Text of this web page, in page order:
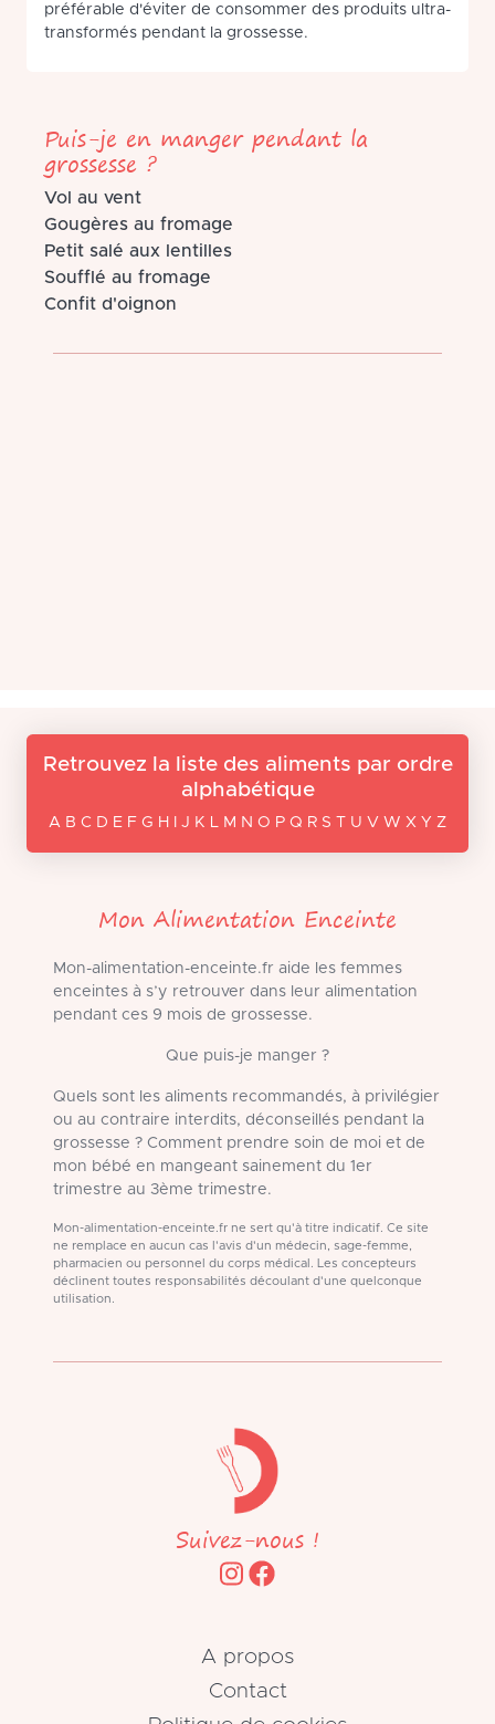
préférable d'éviter de consommer des produits ultra-
transformés pendant la grossesse.
Puis-je en manger pendant la
grossesse ?
Vol au vent
Gougères au fromage
Petit salé aux lentilles
Soufflé au fromage
Confit d'oignon
Retrouvez la liste des aliments par ordre
alphabétique
A B C D E F G H I J K L M N O P Q R S T U V W X Y Z
Mon Alimentation Enceinte
Mon-alimentation-enceinte.fr aide les femmes
enceintes à s’y retrouver dans leur alimentation
pendant ces 9 mois de grossesse.
Que puis-je manger ?
Quels sont les aliments recommandés, à privilégier
ou au contraire interdits, déconseillés pendant la
grossesse ? Comment prendre soin de moi et de
mon bébé en mangeant sainement du 1er
trimestre au 3ème trimestre.
Mon-alimentation-enceinte.fr ne sert qu'à titre indicatif. Ce site
ne remplace en aucun cas l'avis d'un médecin, sage-femme,
pharmacien ou personnel du corps médical. Les concepteurs
déclinent toutes responsabilités découlant d'une quelconque
utilisation.
Suivez-nous !
A propos
Contact